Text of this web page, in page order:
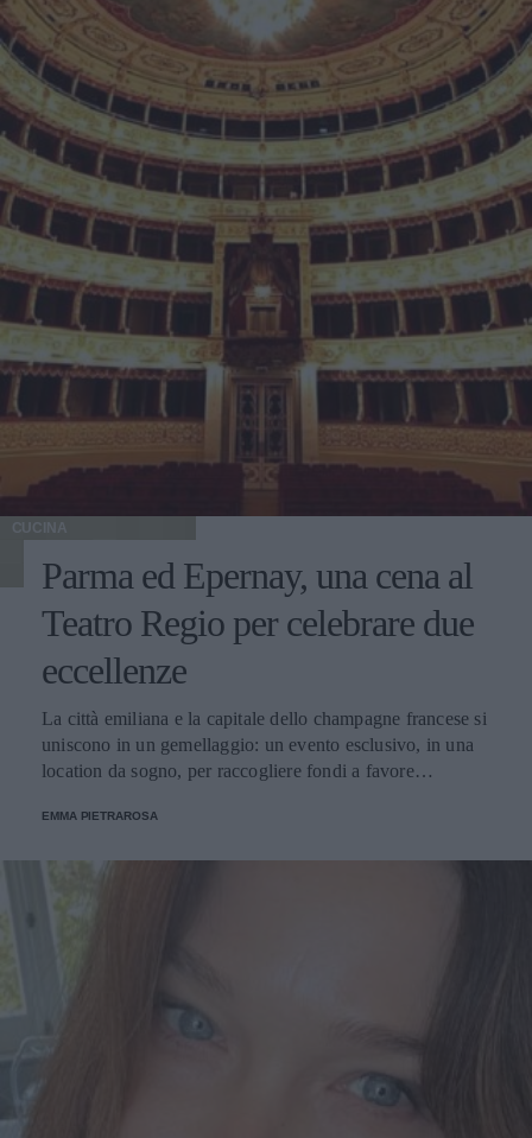
CUCINA
Parma ed Epernay, una cena al
Teatro Regio per celebrare due
eccellenze
La città emiliana e la capitale dello champagne francese si
uniscono in un gemellaggio: un evento esclusivo, in una
location da sogno, per raccogliere fondi a favore
EMMA PIETRAROSA